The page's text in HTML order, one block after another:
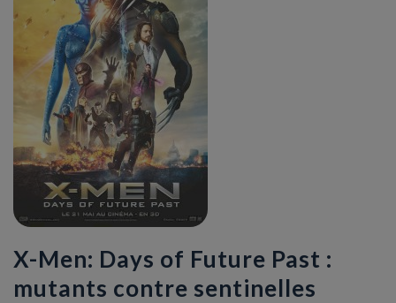
X-Men: Days of Future Past :
mutants contre sentinelles